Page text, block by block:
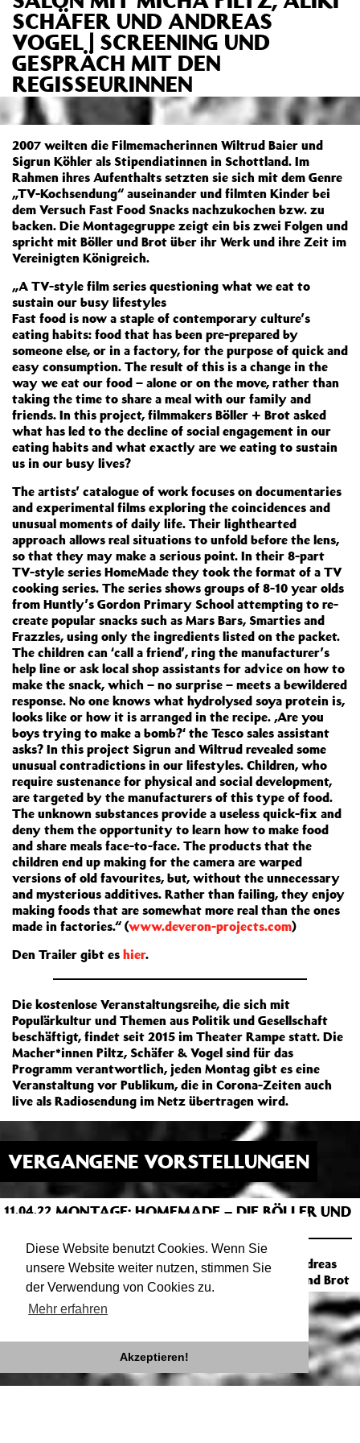
Diese Website benutzt Cookies. Wenn Sie
unsere Website weiter nutzen, stimmen Sie
der Verwendung von Cookies zu.
Mehr erfahren
Akzeptieren!
SCHÄFER UND ANDREAS
VOGEL | SCREENING UND
GESPRÄCH MIT DEN
REGISSEURINNEN
2007 weilten die Filmemacherinnen Wiltrud Baier und
Sigrun Köhler als Stipendiatinnen in Schottland. Im
Rahmen ihres Aufenthalts setzten sie sich mit dem Genre
„TV-Kochsendung“ auseinander und filmten Kinder bei
dem Versuch Fast Food Snacks nachzukochen bzw. zu
backen. Die Montagegruppe zeigt ein bis zwei Folgen und
spricht mit Böller und Brot über ihr Werk und ihre Zeit im
Vereinigten Königreich.
„A TV-style film series questioning what we eat to
sustain our busy lifestyles
Fast food is now a staple of contemporary culture’s
eating habits: food that has been pre-prepared by
someone else, or in a factory, for the purpose of quick and
easy consumption. The result of this is a change in the
way we eat our food – alone or on the move, rather than
taking the time to share a meal with our family and
friends. In this project, filmmakers Böller + Brot asked
what has led to the decline of social engagement in our
eating habits and what exactly are we eating to sustain
us in our busy lives?
The artists’ catalogue of work focuses on documentaries
and experimental films exploring the coincidences and
unusual moments of daily life. Their lighthearted
approach allows real situations to unfold before the lens,
so that they may make a serious point. In their 8-part
TV-style series HomeMade they took the format of a TV
cooking series. The series shows groups of 8-10 year olds
from Huntly’s Gordon Primary School attempting to re-
create popular snacks such as Mars Bars, Smarties and
Frazzles, using only the ingredients listed on the packet.
The children can ‘call a friend’, ring the manufacturer’s
help line or ask local shop assistants for advice on how to
make the snack, which – no surprise – meets a bewildered
response. No one knows what hydrolysed soya protein is,
looks like or how it is arranged in the recipe. ‚Are you
boys trying to make a bomb?‘ the Tesco sales assistant
asks? In this project Sigrun and Wiltrud revealed some
unusual contradictions in our lifestyles. Children, who
require sustenance for physical and social development,
are targeted by the manufacturers of this type of food.
The unknown substances provide a useless quick-fix and
deny them the opportunity to learn how to make food
and share meals face-to-face. The products that the
children end up making for the camera are warped
versions of old favourites, but, without the unnecessary
and mysterious additives. Rather than failing, they enjoy
making foods that are somewhat more real than the ones
made in factories.“ (www.deveron-projects.com)
Den Trailer gibt es hier.
Die kostenlose Veranstaltungsreihe, die sich mit
Populärkultur und Themen aus Politik und Gesellschaft
beschäftigt, findet seit 2015 im Theater Rampe statt. Die
Macher*innen Piltz, Schäfer & Vogel sind für das
Programm verantwortlich, jeden Montag gibt es eine
Veranstaltung vor Publikum, die in Corona-Zeiten auch
live als Radiosendung im Netz übertragen wird.
VERGANGENE VORSTELLUNGEN
11.04.22 MONTAGE: HOMEMADE – DIE BÖLLER UND
SAAL
Salon mit Micha Piltz, Aliki Schäfer und Andreas
Vogel | Screening und Gespräch mit Böller und Brot